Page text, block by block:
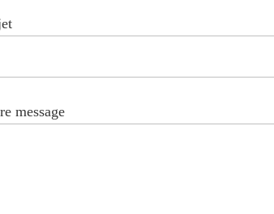
message